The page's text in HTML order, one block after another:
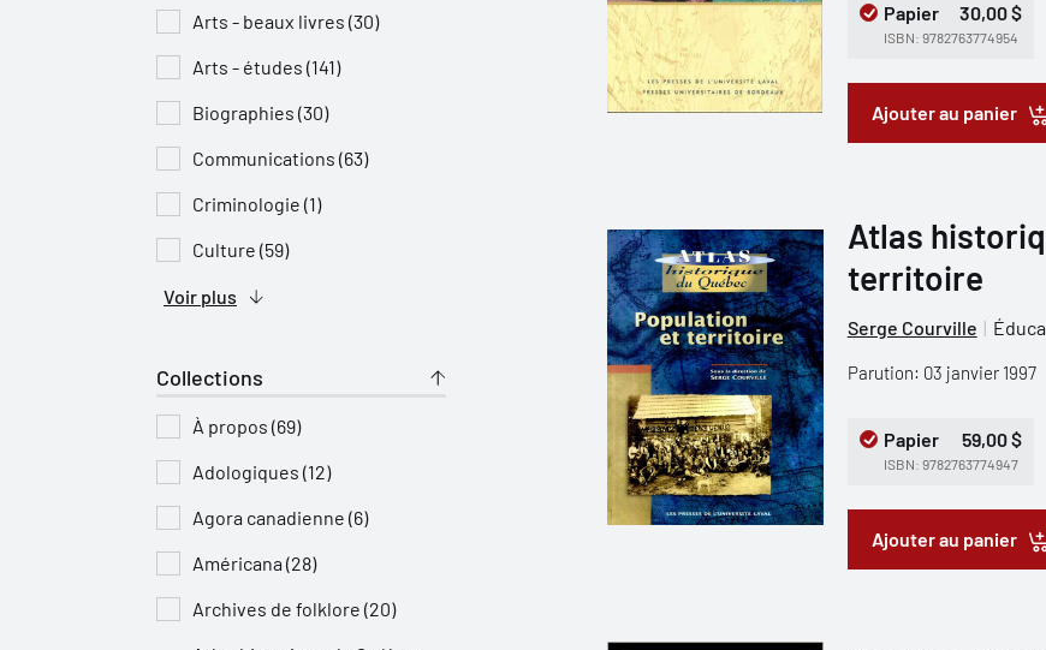
Arts - beaux livres (30)
Arts - études (141)
Biographies (30)
Communications (63)
Criminologie (1)
Culture (59)
Voir plus
Collections
À propos (69)
Adologiques (12)
Agora canadienne (6)
Américana (28)
Archives de folklore (20)
Papier 30,00 $
ISBN: 9782763774954
Ajouter au panier
Atlas
territoire
Serge Courville
Parution: 03 janvier 1997
Papier 59,00 $
ISBN: 9782763774947
Ajouter au panier